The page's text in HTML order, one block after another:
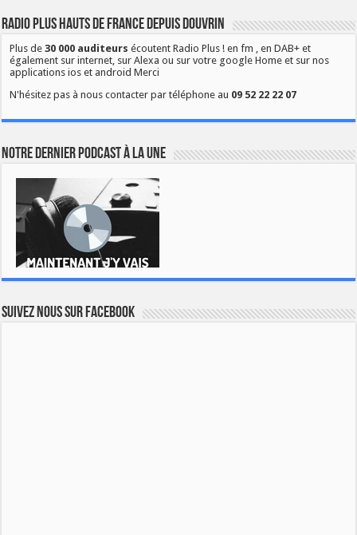
Radio Plus Hauts de France depuis Douvrin
Plus de30 000 auditeurs écoutent Radio Plus ! en fm , en DAB+ et
également sur internet, sur Alexa ou sur votre google Home et sur nos
applications ios et android Merci
N'hésitez pas à nous contacter par téléphone au 09 52 22 22 07
Notre dernier podcast à la une
Suivez nous sur Facebook